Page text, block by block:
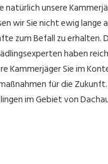
natürlich unsere
wir Sie nicht ewig
zum Befall zu erhalten.
haben
Kammerjäger Sie im
für die
im Gebiet von